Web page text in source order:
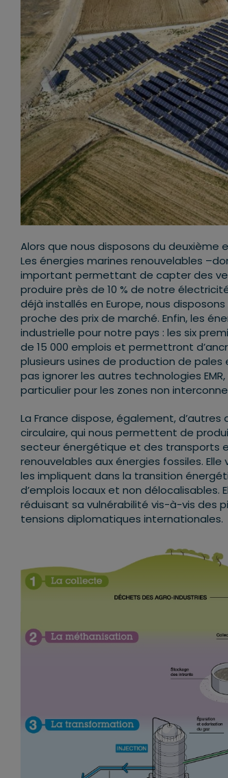
Alors que nous disposons du
Les énergies marines renouvelables
important permettant de capter des
produire près de 10 % de notre
déjà installés en Europe, nous
proche des prix de marché. Enfin, les
industrielle pour notre pays : les six
de 15 000 emplois et permettront
plusieurs usines de production de
pas ignorer les autres technologies
particulier pour les zones non
La France dispose, également,
circulaire, qui nous permettent de
secteur énergétique et des transports
renouvelables aux énergies fossiles.
les impliquent dans la transition
d’emplois locaux et non
réduisant sa vulnérabilité vis-à-vis des
tensions diplomatiques internationales.